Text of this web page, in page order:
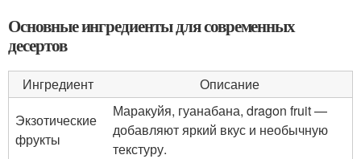
Основные ингредиенты для современных
десертов
Ингредиент
Описание
Экзотические
фрукты
Маракуйя, гуанабана, dragon fruit —
добавляют яркий вкус и необычную
текстуру.